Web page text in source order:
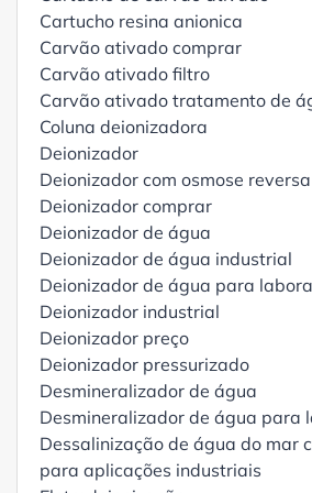
Cartucho resina anionica
Carvão ativado comprar
Carvão ativado filtro
Carvão ativado tratamento de
Coluna deionizadora
Deionizador
Deionizador com osmose reversa
Deionizador comprar
Deionizador de água
Deionizador de água industrial
Deionizador de água para
Deionizador industrial
Deionizador preço
Deionizador pressurizado
Desmineralizador de água
Desmineralizador de água para
Dessalinização de água do mar
para aplicações industriais